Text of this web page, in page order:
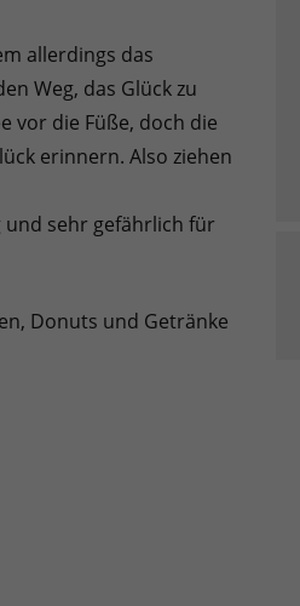
allerdings das
Weg, das Glück zu
vor die Füße, doch die
erinnern. Also ziehen
und sehr gefährlich für
Donuts und Getränke